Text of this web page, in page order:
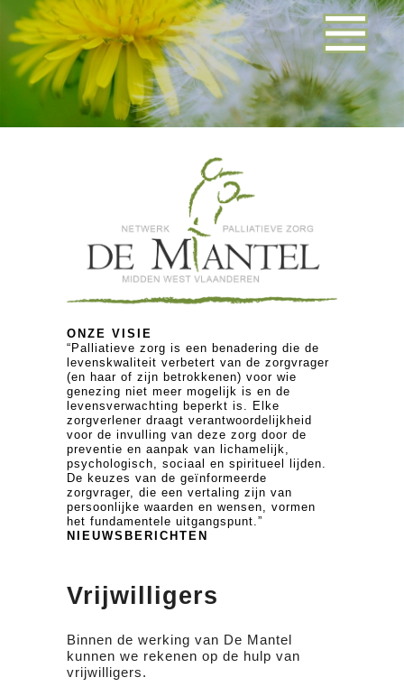
ONZE VISIE
“Palliatieve zorg is een benadering die de
levenskwaliteit verbetert van de zorgvrager
(en haar of zijn betrokkenen) voor wie
genezing niet meer mogelijk is en de
levensverwachting beperkt is. Elke
zorgverlener draagt verantwoordelijkheid
voor de invulling van deze zorg door de
preventie en aanpak van lichamelijk,
psychologisch, sociaal en spiritueel lijden.
De keuzes van de geïnformeerde
zorgvrager, die een vertaling zijn van
persoonlijke waarden en wensen, vormen
het fundamentele uitgangspunt.”
NIEUWSBERICHTEN
Vrijwilligers
Binnen de werking van De Mantel
kunnen we rekenen op de hulp van
vrijwilligers.